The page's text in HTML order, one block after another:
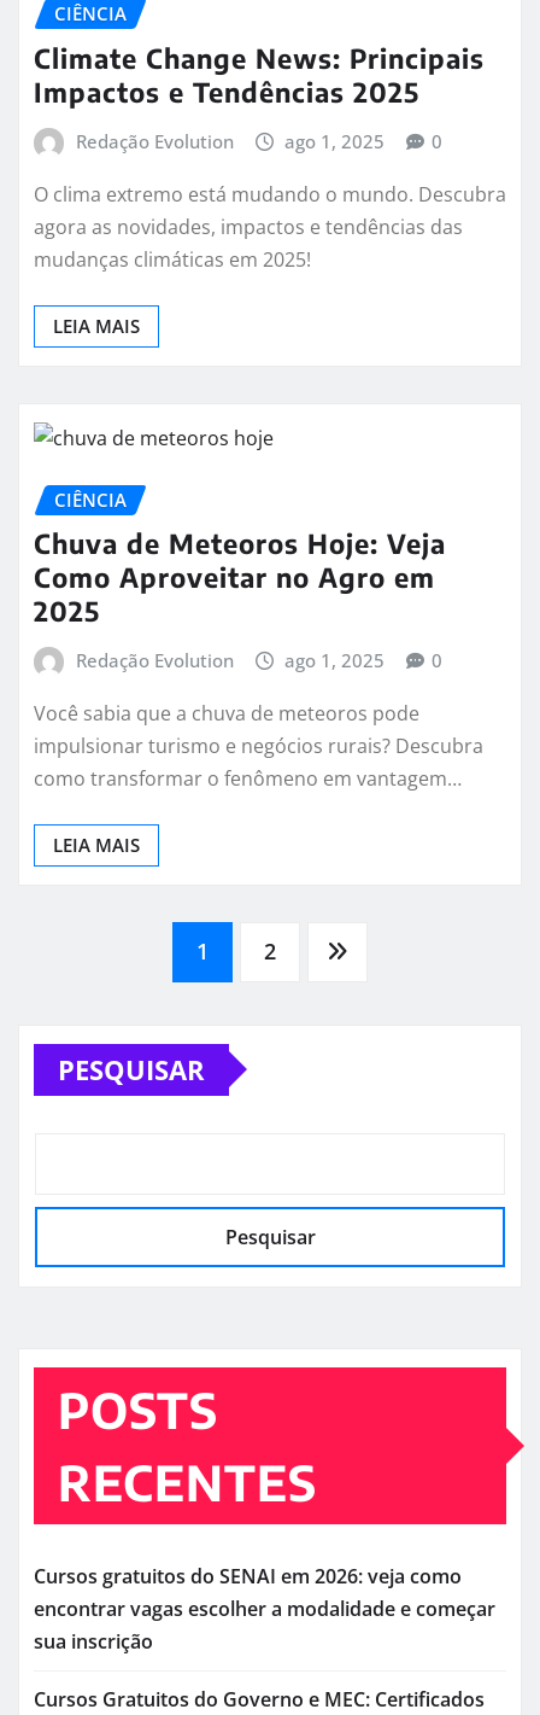
CIÊNCIA
Climate Change News: Principais
Impactos e Tendências 2025
Redação Evolution ago 1, 2025 0
O clima extremo está mudando o mundo. Descubra
agora as novidades, impactos e tendências das
mudanças climáticas em 2025!
LEIA MAIS
CIÊNCIA
Chuva de Meteoros Hoje: Veja
Como Aproveitar no Agro em
2025
Redação Evolution ago 1, 2025 0
Você sabia que a chuva de meteoros pode
impulsionar turismo e negócios rurais? Descubra
como transformar o fenômeno em vantagem…
LEIA MAIS
Paginação
de
posts
1 2
PESQUISAR
Pesquisar
POSTS
RECENTES
Cursos gratuitos do SENAI em 2026: veja como
encontrar vagas escolher a modalidade e começar
sua inscrição
Cursos Gratuitos do Governo e MEC: Certificados